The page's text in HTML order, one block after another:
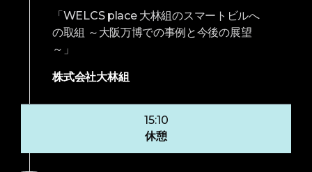
「WELCS place 大林組のスマートビルへ
の取組 ～大阪万博での事例と今後の展望
～」
株式会社大林組
15:10
休憩